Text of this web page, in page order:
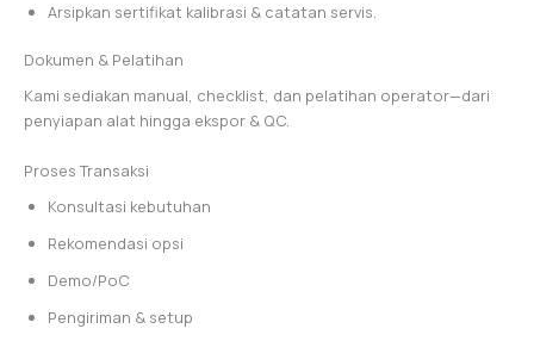
Arsipkan sertifikat kalibrasi & catatan servis.
Dokumen & Pelatihan
Kami sediakan manual, checklist, dan pelatihan operator—dari
penyiapan alat hingga ekspor & QC.
Proses Transaksi
Konsultasi kebutuhan
Rekomendasi opsi
Demo/PoC
Pengiriman & setup